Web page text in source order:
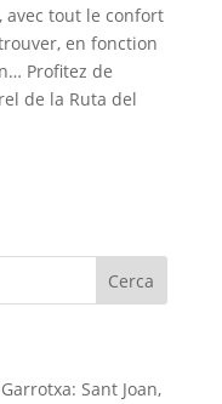
avec tout le confort
en fonction
Profitez de
de la Ruta del
Sant Joan,